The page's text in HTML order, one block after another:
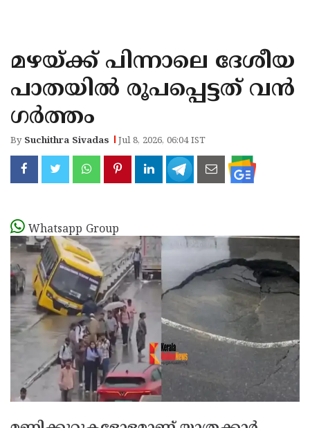
KANNUR
KASARAGOD
മഴയ്ക്ക് പിന്നാലെ ദേശീയ
പാതയില്‍ രൂപപ്പെട്ടത് വന്‍
ഗര്‍ത്തം
By Suchithra Sivadas Jul 8, 2026, 06:04 IST
Whatsapp Group